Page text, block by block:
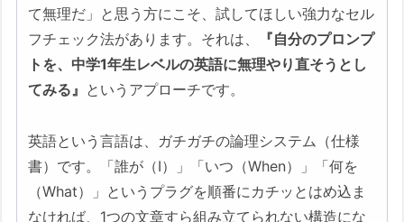
て無理だ」と思う方にこそ、試してほしい強力なセル
フチェック法があります。それは、
『自分のプロンプ
トを、中学1年生レベルの英語に無理やり直そうとし
てみる』 というアプローチです。
英語という言語は、ガチガチの論理システム（仕様
書）です。「誰が（I）」「いつ（When）」「何を
（What）」というプラグを順番にカチッとはめ込ま
なければ、1つの文章すら組み立てられない構造にな